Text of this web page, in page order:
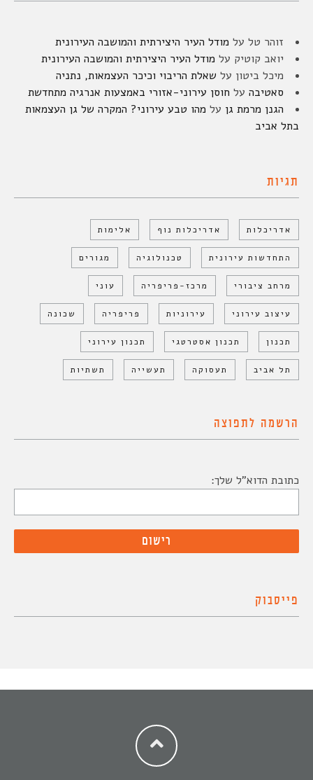
זוהר טל על מודל העיר היצירתית והמושבה העירונית
יואב קוטיק על מודל העיר היצירתית והמושבה העירונית
מיכל ביטון על שאלת הריבוי וכיכר העצמאות, נתניה
סאטיבה על חוסן עירוני-אזורי באמצעות אנרגיה מתחדשת
הגנן מרמת גן על מהו טבע עירוני? המקרה של גן העצמאות
בתל אביב
תגיות
אדריכלות אדריכלות נוף אלימות
התחדשות עירונית טכנולוגיה מגורים
מרחב ציבורי מרכז-פריפריה עוני
עיצוב עירוני עירוניות פריפריה שכונה
תכנון תכנון אסטרטגי תכנון עירוני
תל אביב תעסוקה תעשייה תשתיות
הרשמה לתפוצה
כתובת הדוא"ל שלך:
פייסבוק